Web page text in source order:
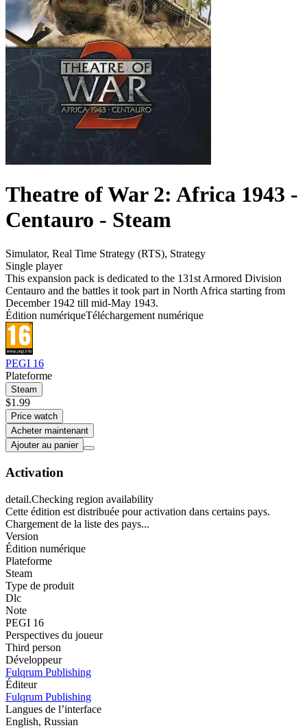
Theatre of War 2: Africa 1943 -
Centauro - Steam
Simulator, Real Time Strategy (RTS), Strategy
Single player
This expansion pack is dedicated to the 131st Armored Division
Centauro and the battles it took part in North Africa starting from
December 1942 till mid-May 1943.
Édition numériqueTéléchargement numérique
PEGI 16
Plateforme
Steam
$1.99
Price watch
Acheter maintenant
Ajouter au panier
Activation
detail.Checking region availability
Cette édition est distribuée pour activation dans certains pays.
Chargement de la liste des pays...
Version
Édition numérique
Plateforme
Steam
Type de produit
Dlc
Note
PEGI 16
Perspectives du joueur
Third person
Développeur
Fulqrum Publishing
Éditeur
Fulqrum Publishing
Langues de l’interface
English, Russian